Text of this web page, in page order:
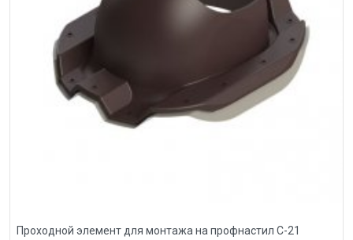
Проходной элемент для монтажа на профнастил С-21